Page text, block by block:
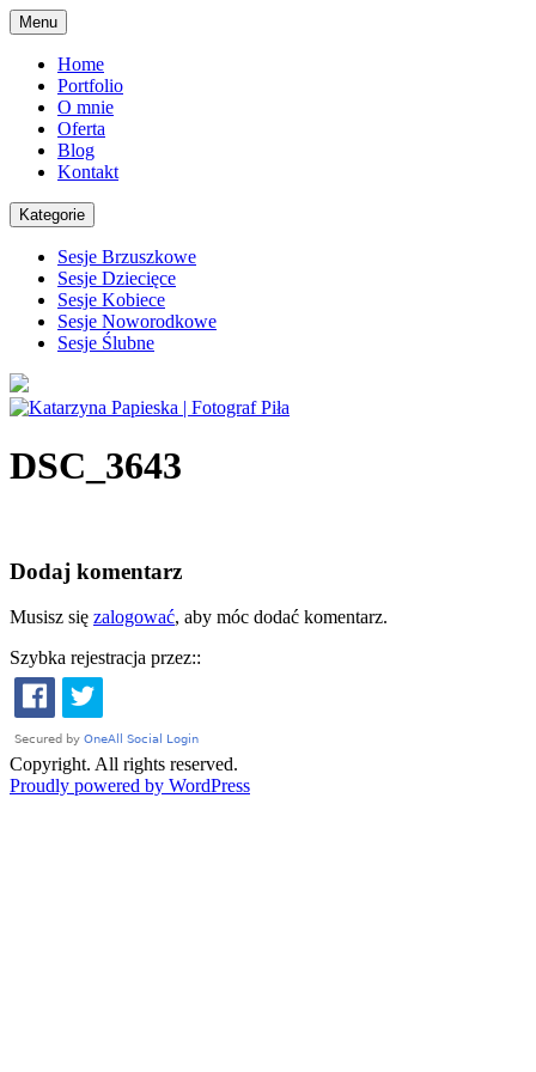
Skip
to
content
Menu
Home
Portfolio
O mnie
Oferta
Blog
Kontakt
Kategorie
Sesje Brzuszkowe
Sesje Dziecięce
Sesje Kobiece
Sesje Noworodkowe
Sesje Ślubne
DSC_3643
Dodaj komentarz
Musisz się zalogować, aby móc dodać komentarz.
Szybka rejestracja przez::
Copyright. All rights reserved.
Proudly powered by WordPress